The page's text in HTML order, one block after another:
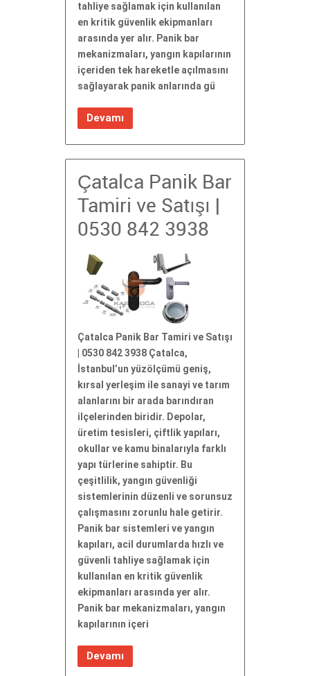
tahliye sağlamak için kullanılan
en kritik güvenlik ekipmanları
arasında yer alır. Panik bar
mekanizmaları, yangın kapılarının
içeriden tek hareketle açılmasını
sağlayarak panik anlarında gü
Devamı
Çatalca Panik Bar
Tamiri ve Satışı |
0530 842 3938
Çatalca Panik Bar Tamiri ve Satışı
| 0530 842 3938 Çatalca,
İstanbul’un yüzölçümü geniş,
kırsal yerleşim ile sanayi ve tarım
alanlarını bir arada barındıran
ilçelerinden biridir. Depolar,
üretim tesisleri, çiftlik yapıları,
okullar ve kamu binalarıyla farklı
yapı türlerine sahiptir. Bu
çeşitlilik, yangın güvenliği
sistemlerinin düzenli ve sorunsuz
çalışmasını zorunlu hale getirir.
Panik bar sistemleri ve yangın
kapıları, acil durumlarda hızlı ve
güvenli tahliye sağlamak için
kullanılan en kritik güvenlik
ekipmanları arasında yer alır.
Panik bar mekanizmaları, yangın
kapılarının içeri
Devamı